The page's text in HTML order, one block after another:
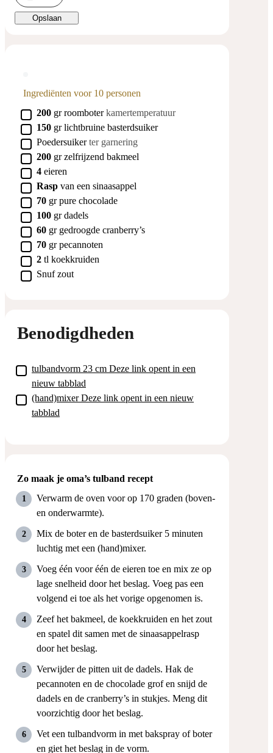
Opslaan
Ingrediënten voor 10 personen
▢
200 gr roomboter kamertemperatuur
▢
150 gr lichtbruine basterdsuiker
▢
Poedersuiker ter garnering
▢
200 gr zelfrijzend bakmeel
▢
4 eieren
▢
Rasp van een sinaasappel
▢
70 gr pure chocolade
▢
100 gr dadels
▢
60 gr gedroogde cranberry’s
▢
70 gr pecannoten
▢
2 tl koekkruiden
▢
Snuf zout
Benodigdheden
▢
tulbandvorm 23 cm Deze link opent in een
nieuw tabblad
▢
(hand)mixerDeze link opent in een nieuw
tabblad
Zo maak je oma’s tulband recept
Verwarm de oven voor op 170 graden (boven-
en onderwarmte).
Mix de boter en de basterdsuiker 5 minuten
luchtig met een (hand)mixer.
Voeg één voor één de eieren toe en mix ze op
lage snelheid door het beslag. Voeg pas een
volgend ei toe als het vorige opgenomen is.
Zeef het bakmeel, de koekkruiden en het zout
en spatel dit samen met de sinaasappelrasp
door het beslag.
Verwijder de pitten uit de dadels. Hak de
pecannoten en de chocolade grof en snijd de
dadels en de cranberry’s in stukjes. Meng dit
voorzichtig door het beslag.
Vet een tulbandvorm in met bakspray of boter
en giet het beslag in de vorm.